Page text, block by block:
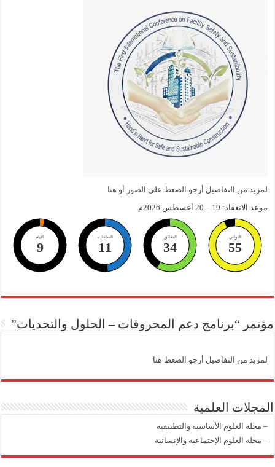
لمزيد من التفاصيل أرجو الضعط على الصور أو هنا
موعد الانعقاد: 19 – 20 أغسطس 2026م
الايام
9
الساعات
11
الدقائق
34
الثواني
55
مؤتمر “برنامج دعم المحروقات – الحلول والتحديات”
لمزيد من التفاصيل أرجو الضعط هنا
المجلات العلمية
– مجلة العلوم الأساسية والتطبيقية
– مجلة العلوم الإجتماعية والإنسانية